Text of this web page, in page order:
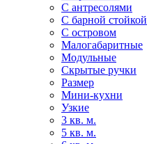
С антресолями
С барной стойкой
С островом
Малогабаритные
Модульные
Скрытые ручки
Размер
Мини-кухни
Узкие
3 кв. м.
5 кв. м.